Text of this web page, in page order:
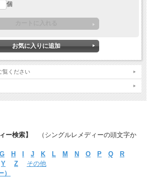
個
覧ください
ィー検索】
（シングルレメディーの頭文字か
G H J K L M N O P Q
R
Y Z
その他